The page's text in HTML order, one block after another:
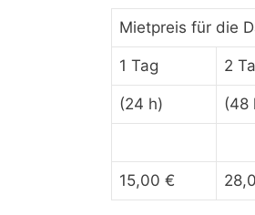
Mietpreis für die
1 Tag 2
(24 h) (48
15,00 €